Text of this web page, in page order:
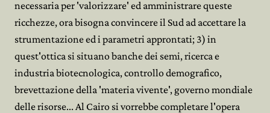
necessaria per 'valorizzare' ed amministrare queste
ricchezze, ora bisogna convincere il Sud ad accettare la
strumentazione ed i parametri approntati; 3) in
quest'ottica si situano banche dei semi, ricerca e
industria biotecnologica, controllo demografico,
brevettazione della 'materia vivente', governo mondiale
delle risorse... Al Cairo si vorrebbe completare l'opera